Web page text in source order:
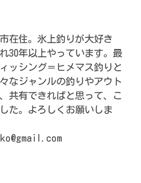
在住。氷上釣りが大好き
30年以上やっています。最
ッシング＝ヒメマス釣りと
なジャンルの釣りやアウト
共有できればと思って、こ
た。よろしくお願いしま